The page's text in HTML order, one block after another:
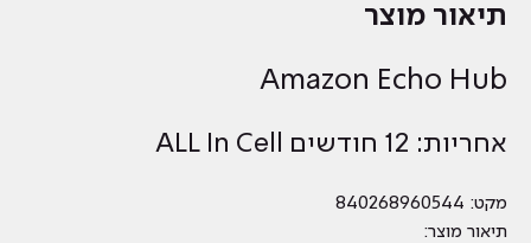
תיאור מוצר
Amazon Echo Hub
אחריות: 12 חודשים ALL In Cell
מקט: 840268960544
תיאור מוצר: